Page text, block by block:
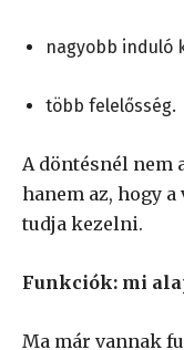
nagyobb induló
több felelősség.
A döntésnél nem
hanem az, hogy
tudja kezelni.
Funkciók: mi
Ma már vannak